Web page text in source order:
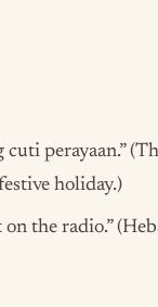
perayaan.”
holiday.)
the radio.”